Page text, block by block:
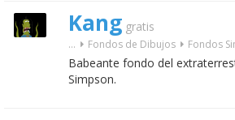
Kang gratis
... Fondos de Dibujos Fondos
Babeante fondo del
Simpson.